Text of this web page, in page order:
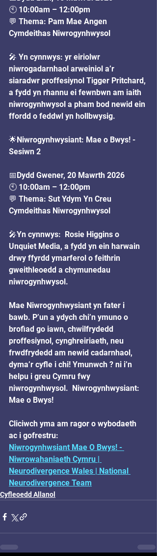
🕙 10:00am – 12:00pm
💬 Thema: Pam Mae Angen
Cymdeithas Niwrogynhwysol
🎤 Yn cynnwys: yr eiriolwr
niwrogadarnhaol arweiniol a’r
siaradwr proffesiynol Tigger Pritchard,
a fydd yn rhannu ei fewnbwn am iaith
niwrogynhwysol a pham bod newid ein
ffordd o feddwl yn hollbwysig.
🌟Niwrogynhwysiant: Mae o Bwys! -
Sesiwn 2
📅Dydd Gwener, 20 Mawrth 2026
🕙 10:00am – 12:00pm
💬 Thema: Sut Ydym Yn Creu
Cymdeithas Niwrogynhwysol
🎤Yn cynnwys:  Rosie Higgins o
Unquiet Media, a fydd yn ein harwain
drwy ffyrdd ymarferol o feithrin
gweithleoedd a chymunedau
niwrogynhwysol.
Mae Niwrogynhwysiant yn fater i
bawb. P’un a ydych chi’n ymuno o
brofiad go iawn, chwilfrydedd
proffesiynol, cynghreiriaeth, neu
frwdfrydedd am newid cadarnhaol,
dyma’r cyfle i chi! Ymunwch ? ni i’n
helpu i greu Cymru fwy
niwrogynhwysol.  Niwrogynhwysiant:
Mae o Bwys!
Cliciwch yma am ragor o wybodaeth
ac i gofrestru:
Niwrogynhwsiant Mae O Bwys! -
Niwrowahaniaeth Cymru |
Neurodivergence Wales | National
Neurodivergence Team
Cyfleoedd Allanol